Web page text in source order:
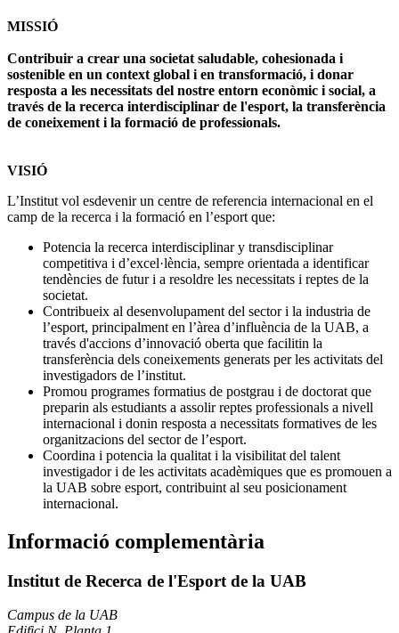
MISSIÓ
Contribuir a crear una societat saludable, cohesionada i
sostenible en un context global i en transformació, i donar
resposta a les necessitats del nostre entorn econòmic i social, a
través de la recerca interdisciplinar de l'esport, la transferència
de coneixement i la formació de professionals.
VISIÓ
L’Institut vol esdevenir un centre de referencia internacional en el
camp de la recerca i la formació en l’esport que:
Potencia la recerca interdisciplinar y transdisciplinar
competitiva i d’excel·lència, sempre orientada a identificar
tendències de futur i a resoldre les necessitats i reptes de la
societat.
Contribueix al desenvolupament del sector i la industria de
l’esport, principalment en l’àrea d’influència de la UAB, a
través d'accions d’innovació oberta que facilitin la
transferència dels coneixements generats per les activitats del
investigadors de l’institut.
Promou programes formatius de postgrau i de doctorat que
preparin als estudiants a assolir reptes professionals a nivell
internacional i donin resposta a necessitats formatives de les
organitzacions del sector de l’esport.
Coordina i potencia la qualitat i la visibilitat del talent
investigador i de les activitats acadèmiques que es promouen a
la UAB sobre esport, contribuint al seu posicionament
internacional.
Informació complementària
Institut de Recerca de l'Esport de la UAB
Campus de la UAB